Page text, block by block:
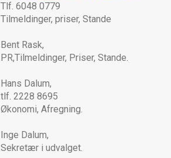
Tlf. 6048 0779
Tilmeldinger, priser, Stande
Bent Rask,
PR,Tilmeldinger, Priser, Stande.
Hans Dalum,
tlf. 2228 8695
Økonomi, Afregning.
Inge Dalum,
Sekretær i udvalget.